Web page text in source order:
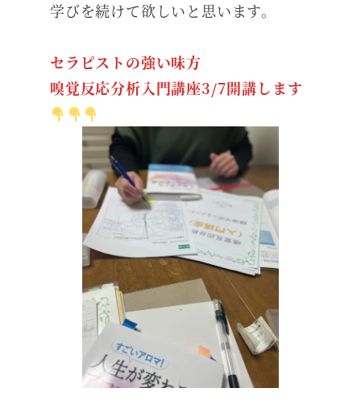
学びを続けて欲しいと思います。
セラピストの強い味方
嗅覚反応分析入門講座3/7開講します